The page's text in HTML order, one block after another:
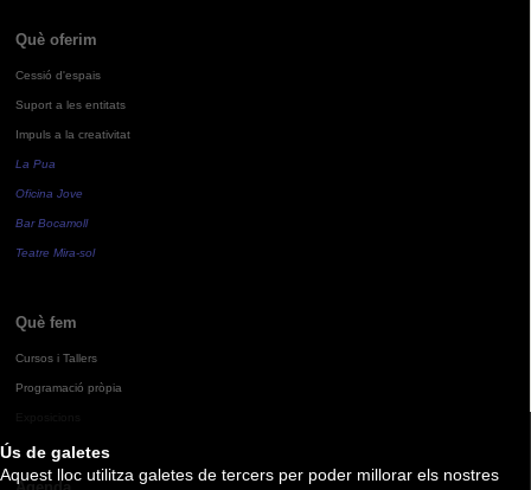
Ús de galetes
Aquest lloc utilitza galetes de tercers per poder millorar els nostres
Què oferim
Cessió d'espais
Suport a les entitats
Impuls a la creativitat
La Pua
Oficina Jove
Bar Bocamoll
Teatre Mira-sol
Què fem
Cursos i Tallers
Programació pròpia